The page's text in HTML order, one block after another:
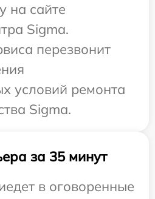
на сайте
Sigma.
перезвонит
условий ремонта
Sigma.
за 35 минут
в оговоренные